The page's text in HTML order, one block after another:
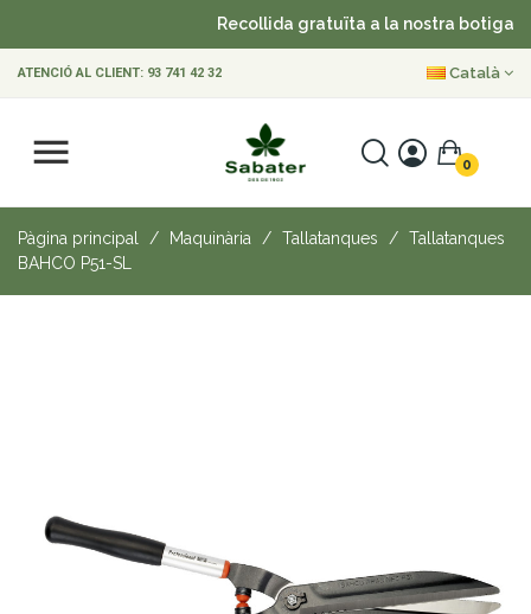
Recollida gratuïta a la nostra botiga
ATENCIÓ AL CLIENT: 93 741 42 32 Català
0
Pàgina principal Maquinària Tallatanques
Tallatanques
BAHCO P51-SL